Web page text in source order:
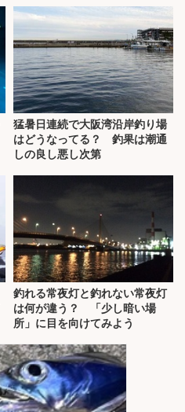
猛暑日連続で大阪湾沿岸釣り場
はどうなってる？ 釣果は潮通
しの良し悪し次第
釣れる常夜灯と釣れない常夜灯
は何が違う？ 「少し暗い場
所」に目を向けてみよう